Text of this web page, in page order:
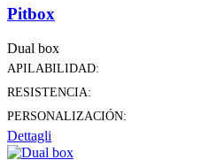
Pitbox
Dual box
APILABILIDAD:
RESISTENCIA:
PERSONALIZACIÓN:
Dettagli